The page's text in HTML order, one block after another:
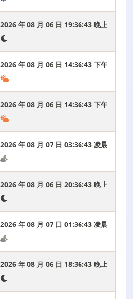
2026 年 08 月 06 日 19:36:44 晚上
2026 年 08 月 06 日 14:36:44 下午
2026 年 08 月 06 日 14:36:44 下午
2026 年 08 月 07 日 03:36:44 凌晨
2026 年 08 月 06 日 20:36:44 晚上
2026 年 08 月 07 日 01:36:44 凌晨
2026 年 08 月 06 日 18:36:44 晚上